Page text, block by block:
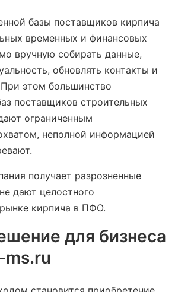
базы поставщиков кирпича
временных и финансовых
вручную собирать данные,
обновлять контакты и
этом большинство
поставщиков строительных
ограниченным
неполной информацией
получает разрозненные
дают целостного
кирпича в ПФО.
для бизнеса
ms.ru